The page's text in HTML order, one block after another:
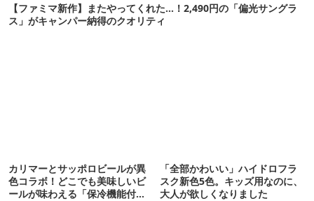
【ファミマ新作】またやってくれた…！2,490円の「偏光サングラ
ス」がキャンパー納得のクオリティ
カリマーとサッポロビールが異
色コラボ！どこでも美味しいビ
ールが味わえる「保冷機能付き
「全部かわいい」ハイドロフラ
スク新色5色。キッズ用なのに、
大人が欲しくなりました